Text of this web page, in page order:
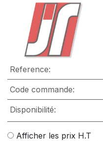
Reference:
Code commande:
Disponibilité:
Afficher les prix H.T